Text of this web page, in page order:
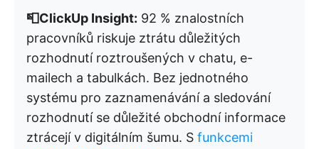
📮ClickUp Insight: 92 % znalostních
pracovníků riskuje ztrátu důležitých
rozhodnutí roztroušených v chatu, e-
mailech a tabulkách. Bez jednotného
systému pro zaznamenávání a sledování
rozhodnutí se důležité obchodní informace
ztrácejí v digitálním šumu. S funkcemi